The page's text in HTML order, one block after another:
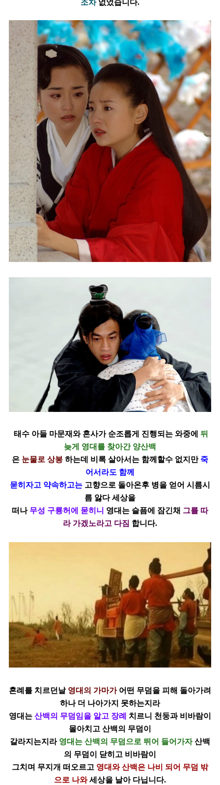
조차 없었습니다.
태수 아들 마문재와 혼사가 순조롭게 진행되는 와중에 뒤
늦게 영대를 찾아간 양산백
은 눈물로 상봉 하는데 비록 살아서는 함께할수 없지만 죽
어서라도 함께
묻히자고 약속하고는 고향으로 돌아온후 병을 얻어 시름시
름 앓다 세상을
떠나 무성 구룡허에 묻히니 영대는 슬픔에 잠긴채 그를 따
라 가겠노라고 다짐 합니다.
혼례를 치르던날 영대의 가마가 어떤 무덤을 피해 돌아가려
하나 더 나아가지 못하는지라
영대는 산백의 무덤임을 알고 장례 치르니 천둥과 비바람이
몰아치고 산백의 무덤이
갈라지는지라 영대는 산백의 무덤으로 뛰어 들어가자산백
의 무덤이 닫히고 비바람이
그치며 무지개 떠오르고 영대와 산백은 나비 되어 무덤 밖
으로 나와세상을 날아 다닙니다.